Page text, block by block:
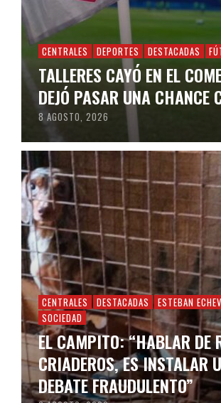
CENTRALES DEPORTES DESTACADAS
TALLERES CAYÓ EN EL
DEJÓ PASAR UNA CHANCE
8 AGOSTO, 2026
CENTRALES DESTACADAS
ESTEBAN
SOCIEDAD
EL CAMPITO: “HABLAR DE
CRIADEROS, ES INSTALAR
DEBATE FRAUDULENTO”